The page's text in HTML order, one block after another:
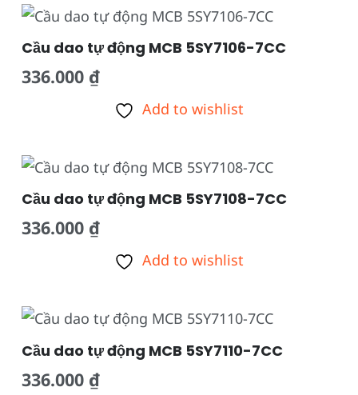
Cầu dao tự động MCB 5SY7106-7CC
336.000 ₫
Add to wishlist
Cầu dao tự động MCB 5SY7108-7CC
336.000 ₫
Add to wishlist
Cầu dao tự động MCB 5SY7110-7CC
336.000 ₫